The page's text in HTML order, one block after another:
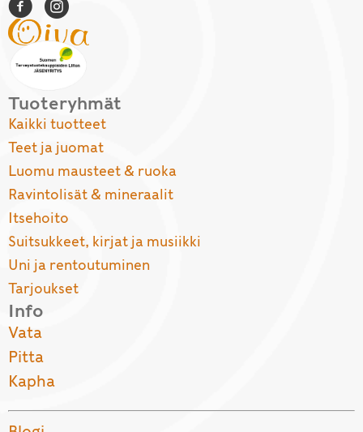
Tuoteryhmät
Kaikki tuotteet
Teet ja juomat
Luomu mausteet & ruoka
Ravintolisät & mineraalit
Itsehoito
Suitsukkeet, kirjat ja musiikki
Uni ja rentoutuminen
Tarjoukset
Info
Vata
Pitta
Kapha